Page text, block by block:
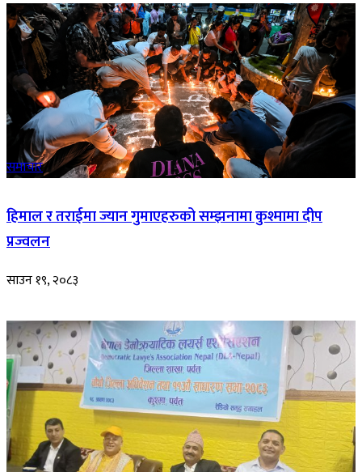
समाचार
हिमाल र तराईमा ज्यान गुमाएहरुको सम्झनामा कुश्मामा दीप
प्रज्वलन
साउन १९, २०८३